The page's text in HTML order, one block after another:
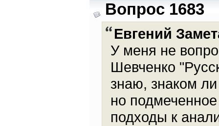
Вопрос 1683
Евгений
У меня не
Шевченко
знаю, знаком
но
подходы к